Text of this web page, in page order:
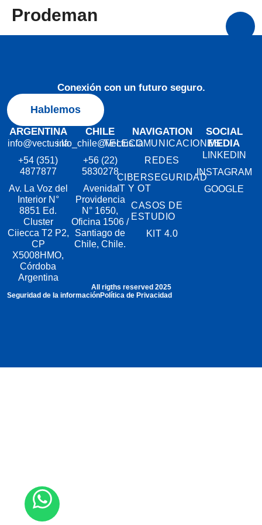
Prodeman
Conexión con un futuro seguro.
Hablemos
ARGENTINA
info@vectus.la
+54 (351)
4877877
Av. La Voz del
Interior N°
8851 Ed.
Cluster
Ciiecca T2 P2,
CP
X5008HMO,
Córdoba
Argentina
CHILE
info_chile@vectus.la
+56 (22)
5830278
Avenida
Providencia
N° 1650,
Oficina 1506 /
Santiago de
Chile, Chile.
NAVIGATION
TELECOMUNICACIONES
REDES
CIBERSEGURIDAD
IT Y OT
CASOS DE
ESTUDIO
KIT 4.0
SOCIAL
MEDIA
LINKEDIN
INSTAGRAM
GOOGLE
All rigths reserved 2025
Seguridad de la informaciónPolítica de Privacidad